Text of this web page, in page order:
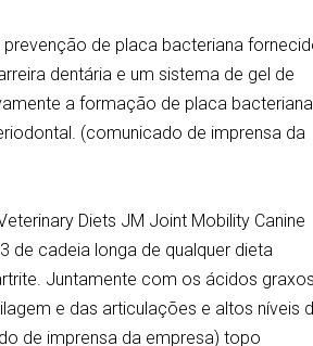
de placa bacteriana
dentária e um sistema de gel de
a formação de placa
(comunicado de imprensa da
Diets JM Joint Mobility Canine
de cadeia longa de qualquer dieta
Juntamente com os ácidos
e das articulações e altos níveis
de imprensa da empresa) topo